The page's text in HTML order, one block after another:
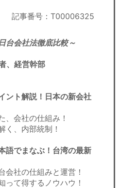
記事番号：T00006325
台会社法徹底比較～
、経営幹部
ント解説！日本の新会社
、会社の仕組み！
く、内部統制！
語でまなぶ！台湾の最新
会社の仕組みと運営！
って得するノウハウ！